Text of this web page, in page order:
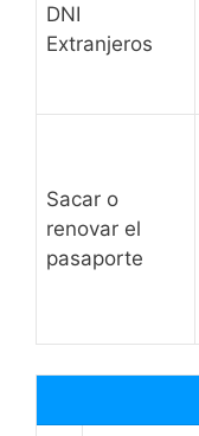
DNI
Extranjeros
Sacar o
renovar el
pasaporte